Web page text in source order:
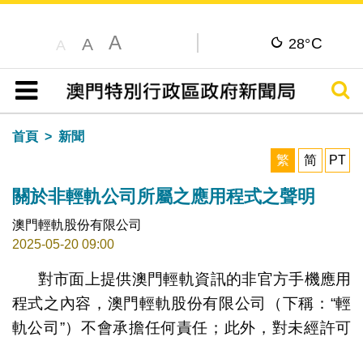
A A A 28°C
目錄
搜尋
首頁
新聞
繁
简 PT
關於非輕軌公司所屬之應用程式之聲明
澳門輕軌股份有限公司
2025-05-20 09:00
對市面上提供澳門輕軌資訊的非官方手機應用
程式之內容，澳門輕軌股份有限公司（下稱：“輕
軌公司”）不會承擔任何責任；此外，對未經許可